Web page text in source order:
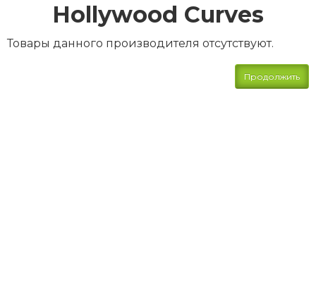
Hollywood Curves
Товары данного производителя отсутствуют.
Продолжить